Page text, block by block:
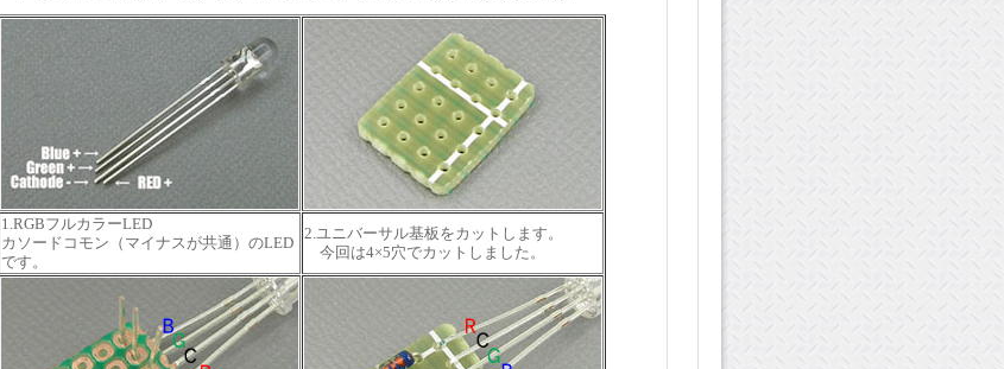
1.RGBフルカラーLED
カソードコモン（マイナスが共通）のLED
です。
2.ユニバーサル基板をカットします。
今回は4×5穴でカットしました。